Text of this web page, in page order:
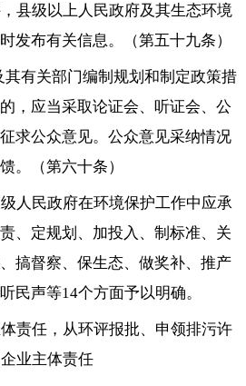
县级以上人民政府及其生态环境
发布有关信息。（第五十九条）
其有关部门编制规划和制定政策措
，应当采取论证会、听证会、公
求公众意见。公众意见采纳情况
。（第六十条）
人民政府在环境保护工作中应承
、定规划、加投入、制标准、关
搞督察、保生态、做奖补、推产
民声等14个方面予以明确。
责任，从环评报批、申领排污许
业主体责任